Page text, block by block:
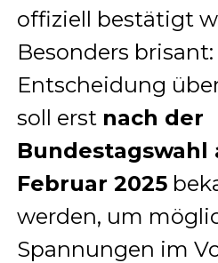
offiziell bestätigt
Besonders
Entscheidung
soll erst nach der
Bundestagswahl
Februar 2025
werden, um
Spannungen im